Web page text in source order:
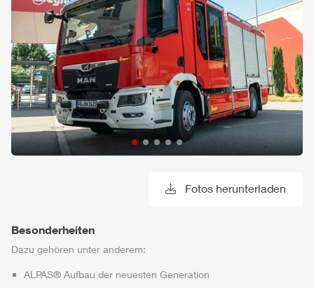
Fotos herunterladen
Besonderheiten
Dazu gehören unter anderem:
ALPAS® Aufbau der neuesten Generation